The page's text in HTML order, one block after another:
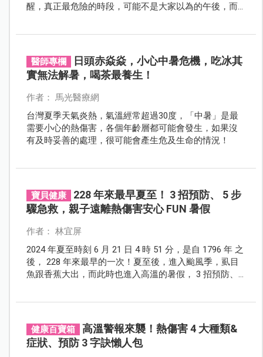
醒，真正最危險的時段，可能不是大家以為的午後，而
醫師專欄
日頭赤焱焱，小心中暑危機，吃冰其
實無法解暑，喝茶最養生！
作者： 馬光醫療網
台灣夏季天氣炎熱，氣溫經常超過30度，「中暑」是最
需要小心的熱傷害，各個年齡層都可能會發生，如果沒
有及時妥善的處理，很可能會產生危及生命的情況！
寶貝健康
228 年來最早夏至！ 3 招預防、 5 步
驟急救，親子遠離熱傷害安心 FUN 暑假
作者： 林宜屏
2024 年夏至時刻 6 月 21 日 4 時 51 分，是自 1796 年 之
後， 228 年來最早的一次！夏至後，進入颱風季，虱目
魚跟香蕉大出，而此時也進入高溫的暑假， 3 招預防、 5
健康百寶箱
高溫警報來襲！熱傷害 4 大種類&
症狀、預防 3 字訣懶人包